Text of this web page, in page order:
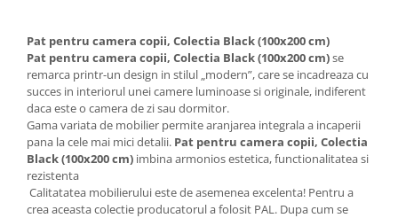
Pat pentru camera copii, Colectia Black (100x200 cm)
Pat pentru camera copii, Colectia Black (100x200 cm)se
remarca printr-un design in stilul „modern”, care se incadreaza cu
succes in interiorul unei camere luminoase si originale, indiferent
daca este o camera de zi sau dormitor.
Gama variata de mobilier permite aranjarea integrala a incaperii
pana la cele mai mici detalii. Pat pentru camera copii, Colectia
Black (100x200 cm) imbina armonios estetica, functionalitatea si
rezistenta
Calitatatea mobilierului este de asemenea excelenta! Pentru a
crea aceasta colectie producatorul a folosit PAL. Dupa cum se